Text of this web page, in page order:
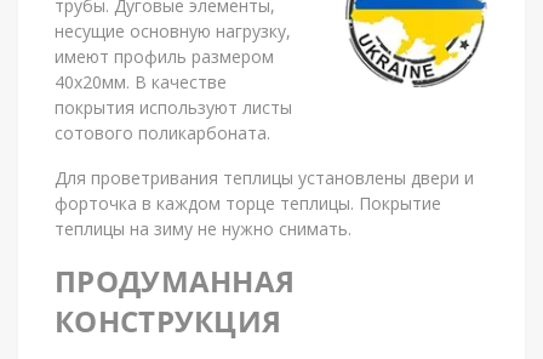
трубы. Дуговые элементы,
несущие основную нагрузку,
имеют профиль размером
40х20мм. В качестве
покрытия используют листы
сотового поликарбоната.
Для проветривания теплицы установлены двери и
форточка в каждом торце теплицы. Покрытие
теплицы на зиму не нужно снимать.
ПРОДУМАННАЯ
КОНСТРУКЦИЯ